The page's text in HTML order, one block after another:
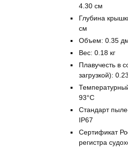
4.30 см
Глубина
см
Объем: 0.35
Вес: 0.18 кг
Плавучесть в
загрузкой):
93°C
Стандарт
IP67
Сертификат
регистра